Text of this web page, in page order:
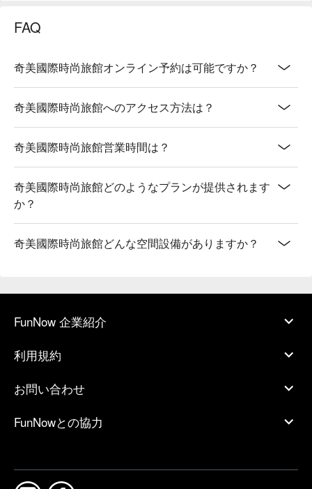
FAQ
奇美國際時尚旅館オンライン予約は可能ですか？
奇美國際時尚旅館へのアクセス方法は？
奇美國際時尚旅館営業時間は？
奇美國際時尚旅館どのようなプランが提供されます
か？
奇美國際時尚旅館どんな空間設備がありますか？
FunNow 企業紹介
利用規約
お問い合わせ
FunNowとの協力